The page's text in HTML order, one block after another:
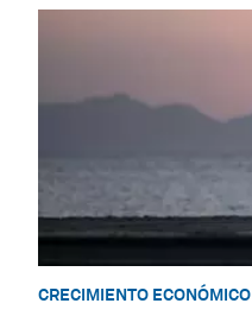
CRECIMIENTO ECONÓMICO